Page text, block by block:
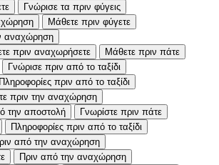
Γνώρισε τα πριν φύγεις
Μάθετε πριν φύγετε
αναχώρηση
πριν αναχωρήσετε
Μάθετε πριν πάτε
Γνώρισε πριν από το ταξίδι
Πληροφορίες πριν από το ταξίδι
πριν την αναχώρηση
την αποστολή
Γνωρίστε πριν πάτε
Πληροφορίες πριν από το ταξίδι
από την αναχώρηση
Πριν από την αναχώρηση